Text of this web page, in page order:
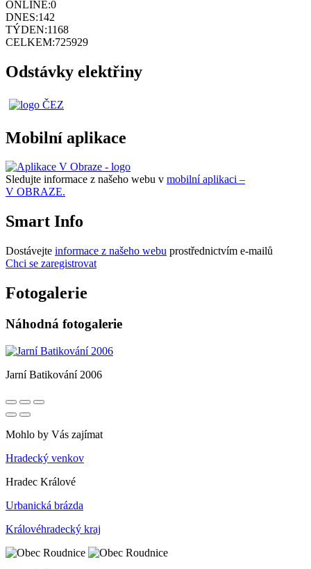
ONLINE:0
DNES:142
TÝDEN:1168
CELKEM:725929
Odstávky elektřiny
Mobilní aplikace
Sledujte informace z našeho webu v mobilní aplikaci –
V OBRAZE.
Smart Info
Dostávejte informace z našeho webu prostřednictvím e-mailů
Chci se zaregistrovat
Fotogalerie
Náhodná fotogalerie
Jarní Batikování 2006
Mohlo by Vás zajímat
Hradecký venkov
Hradec Králové
Urbanická brázda
Královéhradecký kraj